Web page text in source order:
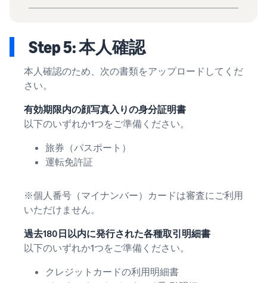
Step 5: 本人確認
本人確認のため、次の書類をアップロードしてくだ
さい。
有効期限内の顔写真入りの身分証明書
以下のいずれか1つをご準備ください。
旅券（パスポート）
運転免許証
※個人番号（マイナンバー）カードは審査にご利用
いただけません。
過去180日以内に発行された各種取引明細書
以下のいずれか1つをご準備ください。
クレジットカードの利用明細書